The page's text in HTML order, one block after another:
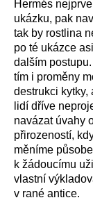
Hermés
ukázku, pak
tak by rostlina
po té ukázce
dalším
tím i proměny
destrukci kytky,
lidí dříve
navázat úvahy
přirozeností,
měníme
k žádoucímu
vlastní
v rané antice.